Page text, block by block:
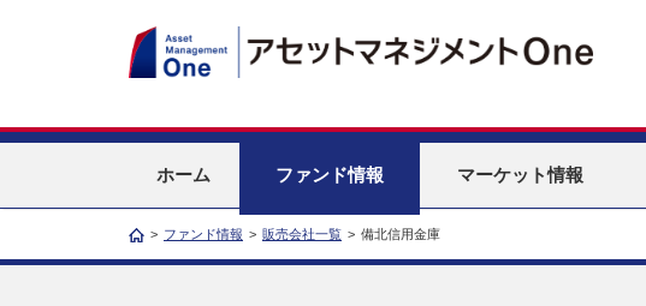
ホーム ファンド情報 マーケット情報
> ファンド情報 > 販売会社一覧 > 備北信用金庫